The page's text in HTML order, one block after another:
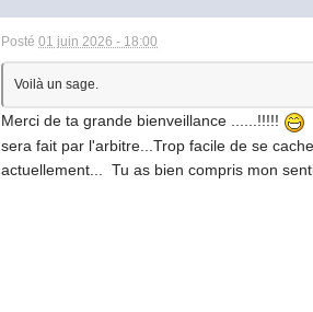
Posté01 juin 2026 - 18:00
Voilà un sage.
Merci de ta grande bienveillance ......!!!!!
sera fait par l'arbitre...Trop facile de se
actuellement... Tu as bien compris mon